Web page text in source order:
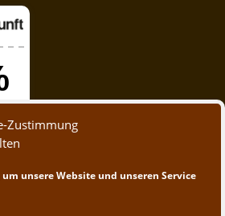
Zustimmung
unsere Website und unseren Service